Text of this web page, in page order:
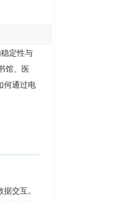
定性与
馆、医
何通过电
交互。